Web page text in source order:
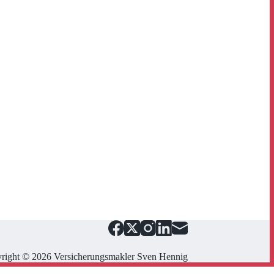
© 2026 Versicherungsmakler Sven Hennig